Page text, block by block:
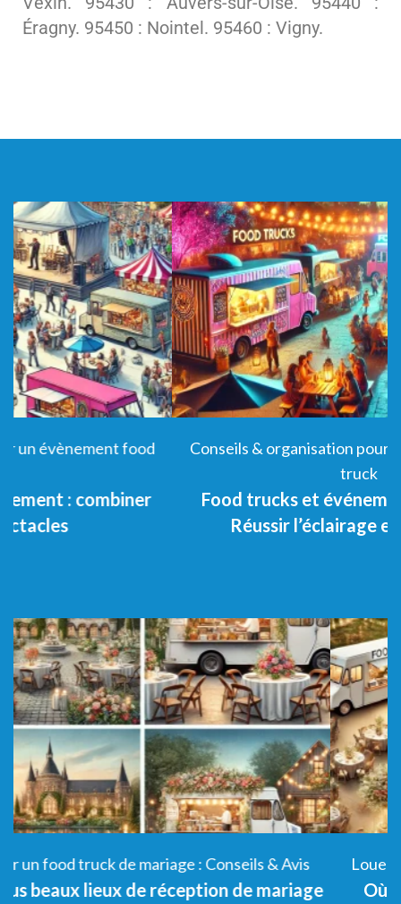
Éragny. 95450 : Nointel. 95460 : Vigny.
Conseils & organisation pour un évènement food
Food trucks et événements nocturnes :
Réussir l’éclairage et l’ambiance
Louer un food truck de mariage : Conseils & Avis
Où installer le Food Truck sur le lieu de